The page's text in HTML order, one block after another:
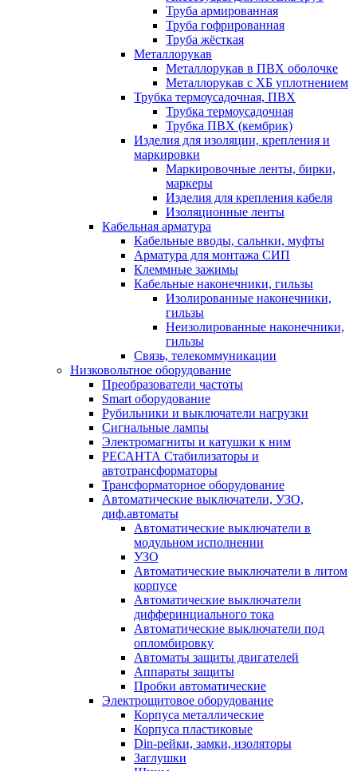
Труба армированная
Труба гофрированная
Труба жёсткая
Металлорукав
Металлорукав в ПВХ оболочке
Металлорукав с ХБ уплотнением
Трубка термоусадочная, ПВХ
Трубка термоусадочная
Трубка ПВХ (кембрик)
Изделия для изоляции, крепления и
маркировки
Маркировочные ленты, бирки,
маркеры
Изделия для крепления кабеля
Изоляционные ленты
Кабельная арматура
Кабельные вводы, сальнки, муфты
Арматура для монтажа СИП
Клеммные зажимы
Кабельные наконечники, гильзы
Изолированные наконечники,
гильзы
Неизолированные наконечники,
гильзы
Связь, телекоммуникации
Низковольтное оборудование
Преобразователи частоты
Smart оборудование
Рубильники и выключатели нагрузки
Сигнальные лампы
Электромагниты и катушки к ним
РЕСАНТА Стабилизаторы и
автотрансформаторы
Трансформаторное оборудование
Автоматические выключатели, УЗО,
диф.автоматы
Автоматические выключатели в
модульном исполнении
УЗО
Автоматические выключатели в литом
корпусе
Автоматические выключатели
дифферинциального тока
Автоматические выключатели под
опломбировку
Автоматы защиты двигателей
Аппараты защиты
Пробки автоматические
Электрощитовое оборудование
Корпуса металлические
Корпуса пластиковые
Din-рейки, замки, изоляторы
Заглушки